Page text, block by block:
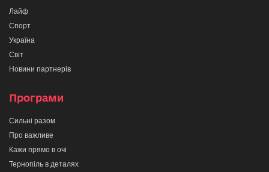
Лайф
Спорт
Україна
Світ
Новини партнерів
Програми
Сильні разом
Про важливе
Кажи прямо в очі
Тернопіль в деталях